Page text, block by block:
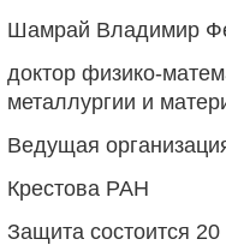
Шамрай Владимир
доктор физико-
металлургии и
Ведущая
Крестова РАН
Защита состоится